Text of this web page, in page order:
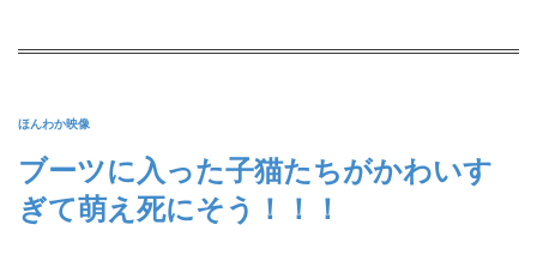
ほんわか映像
ブーツに入った子猫たちがかわいす
ぎて萌え死にそう！！！